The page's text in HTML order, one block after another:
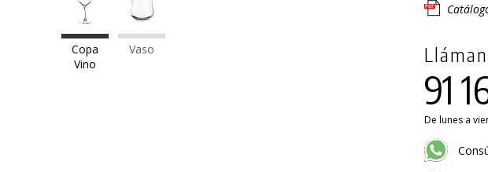
Copa
Vino
Vaso
91
De lunes a